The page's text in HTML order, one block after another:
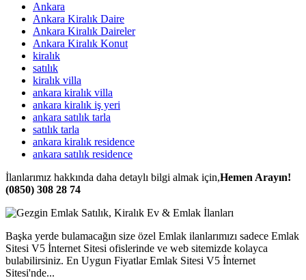
Ankara
Ankara Kiralık Daire
Ankara Kiralık Daireler
Ankara Kiralık Konut
kiralık
satılık
kiralık villa
ankara kiralık villa
ankara kiralık iş yeri
ankara satılık tarla
satılık tarla
ankara kiralık residence
ankara satılık residence
İlanlarımız hakkında daha detaylı bilgi almak için,Hemen Arayın!
(0850) 308 28 74
Başka yerde bulamacağın size özel Emlak ilanlarımızı sadece Emlak
Sitesi V5 İnternet Sitesi ofislerinde ve web sitemizde kolayca
bulabilirsiniz. En Uygun Fiyatlar Emlak Sitesi V5 İnternet
Sitesi'nde...